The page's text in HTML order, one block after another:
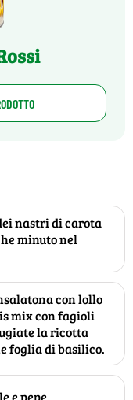
nastri di carota
minuto nel
con lollo
mix con fagioli
la ricotta
foglia di basilico.